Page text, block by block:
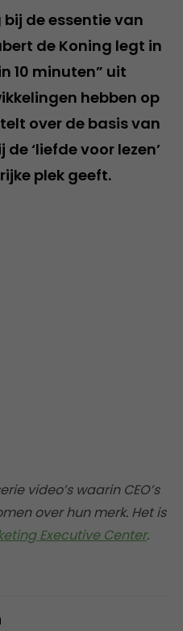
de essentie van
de Koning legt in
10 minuten” uit
hebben op
over de basis van
‘liefde voor lezen’
plek geeft.
video’s waarin CEO’s
over hun merk. Het is
Executive Center.